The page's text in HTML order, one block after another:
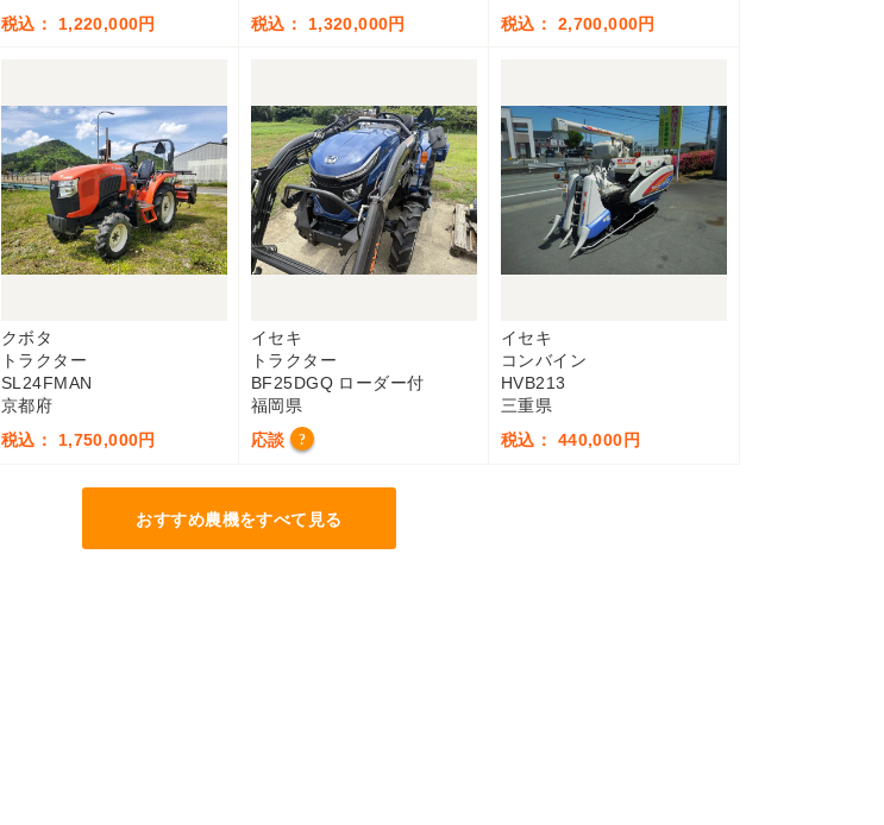
税込： 1,220,000円
税込： 1,320,000円
税込： 2,700,000円
クボタ
トラクター
SL24FMAN
京都府
税込： 1,750,000円
イセキ
トラクター
BF25DGQ ローダー付
福岡県
応談
?
イセキ
コンバイン
HVB213
三重県
税込： 440,000円
おすすめ農機をすべて見る